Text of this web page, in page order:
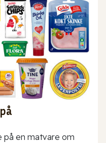
på en matvare om